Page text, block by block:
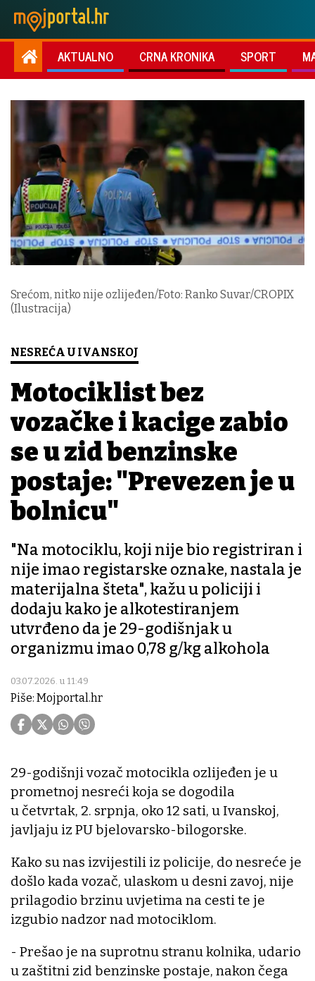
AKTUALNO CRNA KRONIKA SPORT
Srećom, nitko nije ozlijeđen/Foto: Ranko Suvar/CROPIX
(Ilustracija)
NESREĆA U IVANSKOJ
Motociklist bez
vozačke i kacige zabio
se u zid benzinske
postaje: "Prevezen je u
bolnicu"
"Na motociklu, koji nije bio registriran i
nije imao registarske oznake, nastala je
materijalna šteta", kažu u policiji i
dodaju kako je alkotestiranjem
utvrđeno da je 29-godišnjak u
organizmu imao 0,78 g/kg alkohola
03.07.2026. u 11:49
Piše: Mojportal.hr
29-godišnji vozač motocikla ozlijeđen je u
prometnoj nesreći koja se dogodila
u četvrtak, 2. srpnja, oko 12 sati, u Ivanskoj,
javljaju iz PU bjelovarsko-bilogorske.
Kako su nas izvijestili iz policije, do nesreće je
došlo kada vozač, ulaskom u desni zavoj, nije
prilagodio brzinu uvjetima na cesti te je
izgubio nadzor nad motociklom.
- Prešao je na suprotnu stranu kolnika, udario
u zaštitni zid benzinske postaje, nakon čega